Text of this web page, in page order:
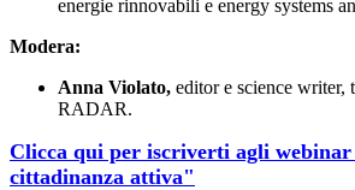
energie rinnovabili e energy systems
Modera:
Anna Violato, editor e science writer,
RADAR.
Clicca qui per iscriverti agli
cittadinanza attiva"